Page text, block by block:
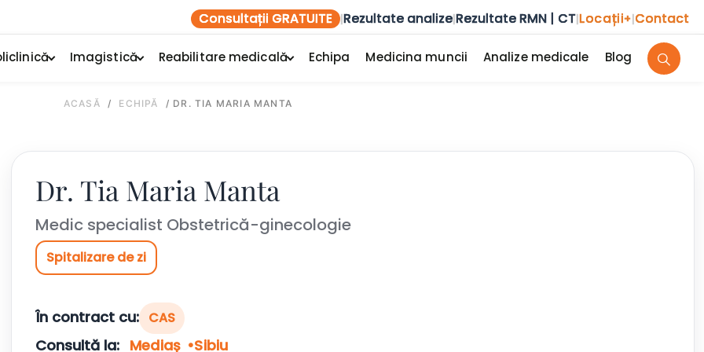
Consultații GRATUITE |Rezultate analize|Rezultate RMN | CT|Locații+|Contact
Imagistică Reabilitare medicală Echipa Medicina muncii Analize medicale Blog
ACASĂ / ECHIPĂ / DR. TIA MARIA MANTA
Dr. Tia Maria Manta
Medic specialist Obstetrică-ginecologie
Spitalizare de zi
În contract cu: CAS
Consultă la: Mediaș Sibiu